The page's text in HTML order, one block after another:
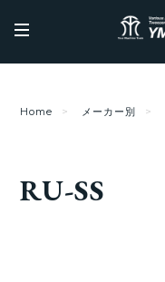
Home メーカー別
RU-SS